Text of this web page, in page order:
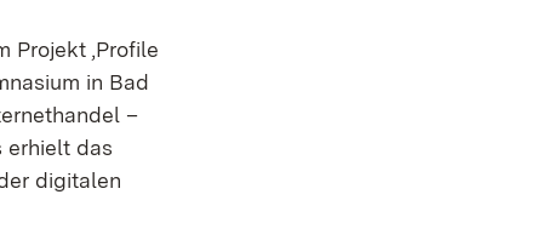
Projekt ‚Profile
in Bad
–
erhielt das
digitalen